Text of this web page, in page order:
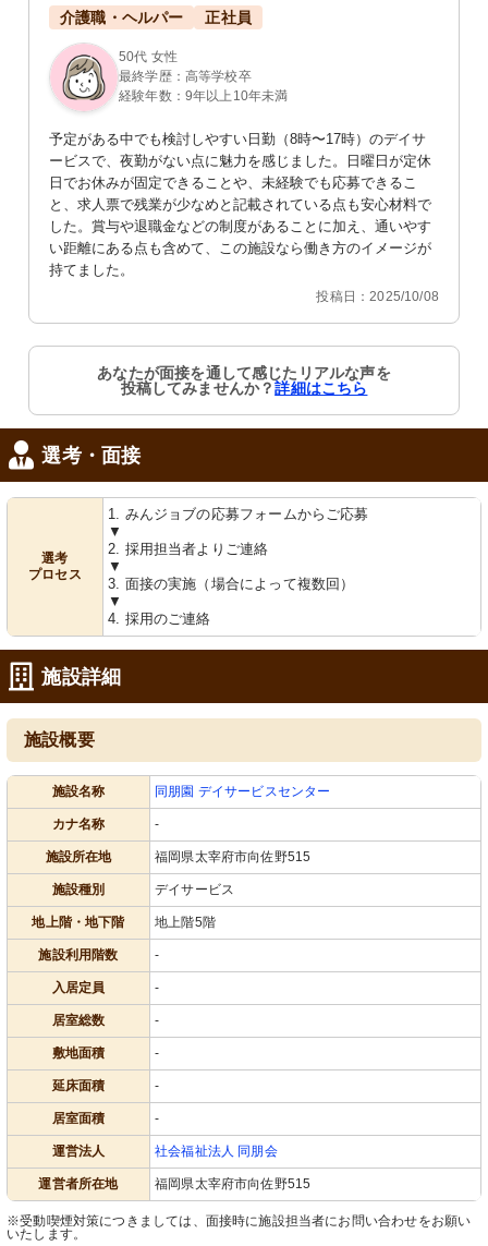
介護職・ヘルパー 正社員
50代 女性
最終学歴：高等学校卒
経験年数：9年以上10年未満
予定がある中でも検討しやすい日勤（8時〜17時）のデイサ
ービスで、夜勤がない点に魅力を感じました。日曜日が定休
日でお休みが固定できることや、未経験でも応募できるこ
と、求人票で残業が少なめと記載されている点も安心材料で
した。賞与や退職金などの制度があることに加え、通いやす
い距離にある点も含めて、この施設なら働き方のイメージが
持てました。
投稿日：2025/10/08
あなたが面接を通して感じたリアルな声を
投稿してみませんか？詳細はこちら
選考・面接
選考
プロセス
1. みんジョブの応募フォームからご応募
▼
2. 採用担当者よりご連絡
▼
3. 面接の実施（場合によって複数回）
▼
4. 採用のご連絡
施設詳細
施設概要
施設名称 同朋園 デイサービスセンター
カナ名称 -
施設所在地 福岡県太宰府市向佐野515
施設種別 デイサービス
地上階・地下階 地上階5階
施設利用階数 -
入居定員 -
居室総数 -
敷地面積 -
延床面積 -
居室面積 -
運営法人 社会福祉法人 同朋会
運営者所在地 福岡県太宰府市向佐野515
※受動喫煙対策につきましては、面接時に施設担当者にお問い合わせをお願い
いたします。